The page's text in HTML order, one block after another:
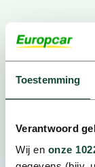
Toestemming
Verantwoord
Wij en onze